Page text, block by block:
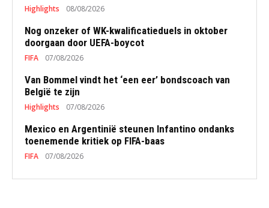
Highlights 08/08/2026
Nog onzeker of WK-kwalificatieduels in oktober
doorgaan door UEFA-boycot
FIFA 07/08/2026
Van Bommel vindt het ‘een eer’ bondscoach van
België te zijn
Highlights 07/08/2026
Mexico en Argentinië steunen Infantino ondanks
toenemende kritiek op FIFA-baas
FIFA 07/08/2026